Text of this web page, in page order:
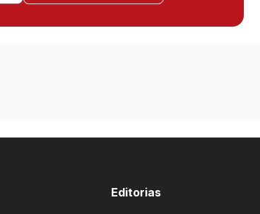
Editorias